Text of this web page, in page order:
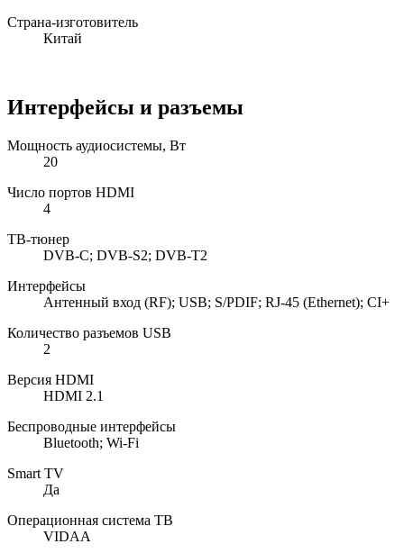
Страна-изготовитель
Китай
Интерфейсы и разъемы
Мощность аудиосистемы, Вт
20
Число портов HDMI
4
ТВ-тюнер
DVB-C; DVB-S2; DVB-T2
Интерфейсы
Антенный вход (RF); USB; S/PDIF; RJ-45 (Ethernet); CI+
Количество разъемов USB
2
Версия HDMI
HDMI 2.1
Беспроводные интерфейсы
Bluetooth; Wi-Fi
Smart TV
Да
Операционная система ТВ
VIDAA